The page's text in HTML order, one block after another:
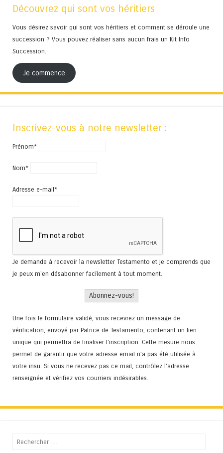
Découvrez qui sont vos héritiers
Vous désirez savoir qui sont vos héritiers et comment se déroule une
succession ? Vous pouvez réaliser sans aucun frais un Kit Info
Succession.
Je commence
Inscrivez-vous à notre newsletter :
Prénom*
Nom*
Adresse e-mail*
Je demande à recevoir la newsletter Testamento et je comprends que
je peux m'en désabonner facilement à tout moment.
Une fois le formulaire validé, vous recevrez un message de
vérification, envoyé par Patrice de Testamento, contenant un lien
unique qui permettra de finaliser l'inscription. Cette mesure nous
permet de garantir que votre adresse email n’a pas été utilisée à
votre insu. Si vous ne recevez pas ce mail, contrôlez l’adresse
renseignée et vérifiez vos courriers indésirables.
Recherche